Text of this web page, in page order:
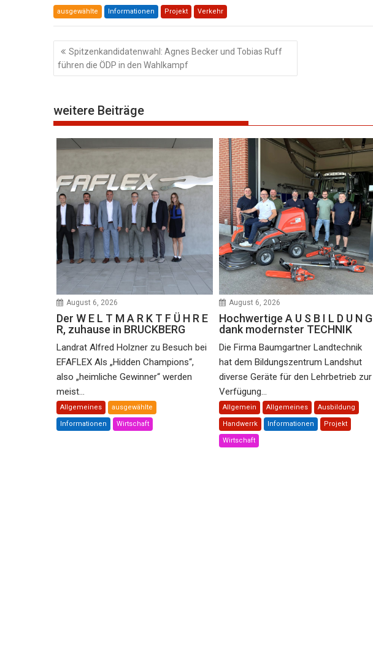
ausgewählte Informationen Projekt Verkehr
Beitragsnavigation
Spitzenkandidatenwahl: Agnes Becker und Tobias Ruff
führen die ÖDP in den Wahlkampf
weitere Beiträge
August 6, 2026
Der W E L T M A R K T F Ü H R E
R, zuhause in BRUCKBERG
Landrat Alfred Holzner zu Besuch bei
EFAFLEX Als „Hidden Champions“,
also „heimliche Gewinner“ werden
meist...
Allgemeines ausgewählte
Informationen Wirtschaft
August 6, 2026
Hochwertige A U S B I L D U N G
dank modernster TECHNIK
Die Firma Baumgartner Landtechnik
hat dem Bildungszentrum Landshut
diverse Geräte für den Lehrbetrieb zur
Verfügung...
Allgemein Allgemeines Ausbildung
Handwerrk Informationen Projekt
Wirtschaft